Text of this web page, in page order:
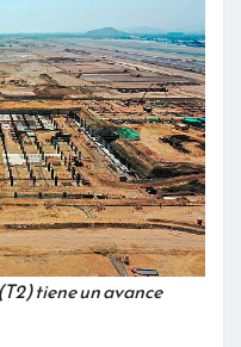
tiene un avance